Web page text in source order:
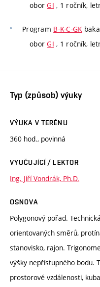
oborGI , 1 ročník,
Program B-K-C-GK
oborGI , 1 ročník,
Typ (způsob) výuky
VÝUKA V TERÉNU
360 hod., povinná
VYUČUJÍCÍ / LEKTOR
Ing. Jiří Vondrák, Ph.D.
OSNOVA
Polygonový pořad.
orientovaných směrů,
stanovisko, rajon.
výšky nepřístupného bodu.
prostorové vzdálenosti,